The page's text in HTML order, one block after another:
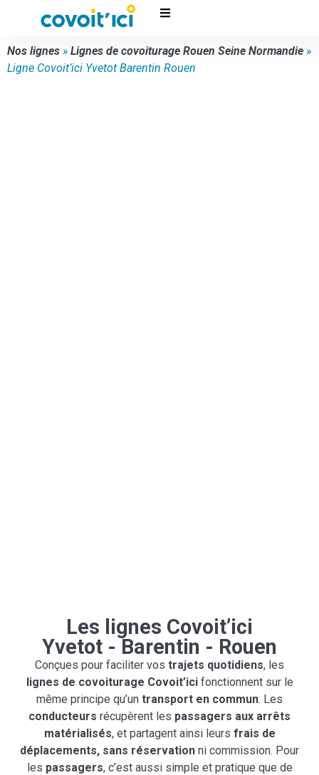
Nos lignes » Lignes de covoiturage Rouen Seine Normandie »
Ligne Covoit’ici Yvetot Barentin Rouen
Les lignes Covoit’ici
Yvetot - Barentin - Rouen
Conçues pour faciliter vos trajets quotidiens, les
lignes de covoiturage Covoit’icifonctionnent sur le
même principe qu’un transport en commun. Les
conducteurs récupèrent les passagers aux arrêts
matérialisés, et partagent ainsi leurs frais de
déplacements, sans réservation ni commission. Pour
les passagers, c’est aussi simple et pratique que de